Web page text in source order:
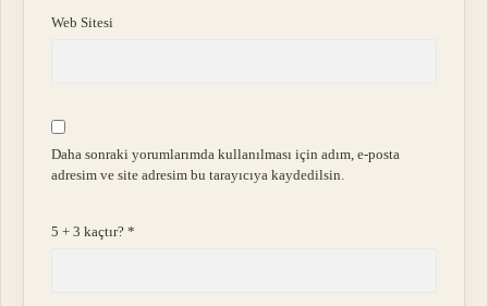
Web Sitesi
Daha sonraki yorumlarımda kullanılması için adım, e-posta
adresim ve site adresim bu tarayıcıya kaydedilsin.
5 + 3 kaçtır?*